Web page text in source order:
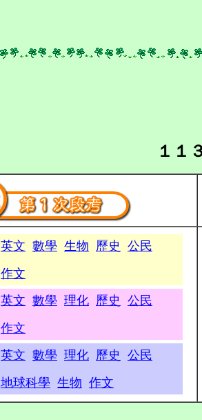
１１
英文 數學 生物 歷史
公民
作文
英文 數學 理化 歷史
公民
作文
英文 數學 理化 歷史
公民
地球科學 生物 作文